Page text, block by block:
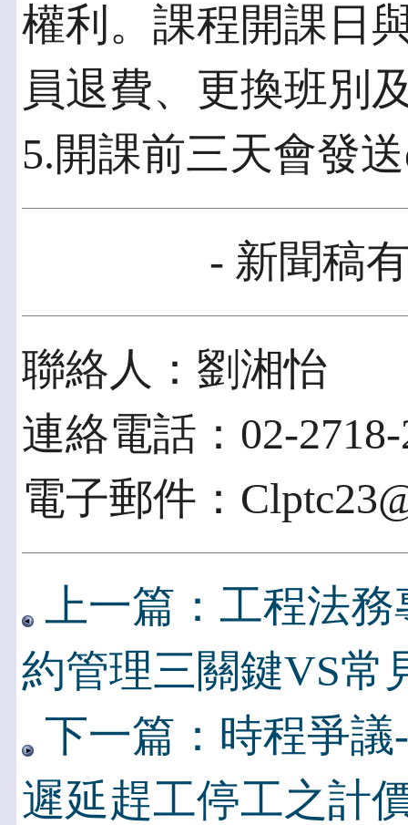
權利。課程開課日
員退費、更換班別
5.開課前三天會發
- 新聞稿
聯絡人：劉湘怡
連絡電話：02-2718-
電子郵件：
上一篇：工程法
約管理三關鍵VS常
下一篇：時程爭
遲延趕工停工之計